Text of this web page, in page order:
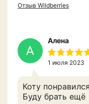
Отзыв Wildberries
А
Алена
1 июля 2023
Коту
Буду брать ещё